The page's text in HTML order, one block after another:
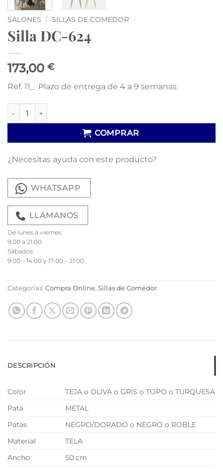
SALONES / SILLAS DE COMEDOR
Silla DC-624
173,00 €
Ref. 11_ Plazo de entrega de 4 a 9 semanas
Silla DC-624 cantidad
COMPRAR
¿Necesitas ayuda con este producto?
WHATSAPP
LLÁMANOS
De lunes a viernes:
9:00 a 21:00
Sábados:
9:00 – 14:00 y 17:00 – 21:00
Categorías: Compra Online, Sillas de Comedor
DESCRIPCIÓN
Color TEJA oOLIVA oGRIS oTOPO oTURQUESA
Pata
METAL
Patas
NEGRO/DORADO o NEGRO o ROBLE
Material
TELA
Ancho
50 cm